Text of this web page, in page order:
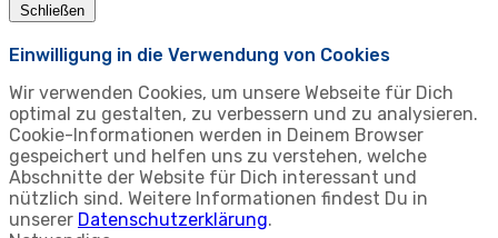
Schließen
Einwilligung in die Verwendung von Cookies
Wir verwenden Cookies, um unsere Webseite für Dich
optimal zu gestalten, zu verbessern und zu analysieren.
Cookie-Informationen werden in Deinem Browser
gespeichert und helfen uns zu verstehen, welche
Abschnitte der Website für Dich interessant und
nützlich sind. Weitere Informationen findest Du in
unserer Datenschutzerklärung.